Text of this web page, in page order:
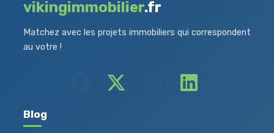
vikingimmobilier.fr
Matchez avec les projets immobiliers qui correspondent
au votre !
Blog